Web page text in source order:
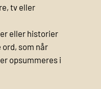
tv eller
eller historier
ord, som når
opsummeres i